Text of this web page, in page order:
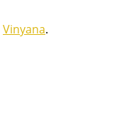
Vinyana.